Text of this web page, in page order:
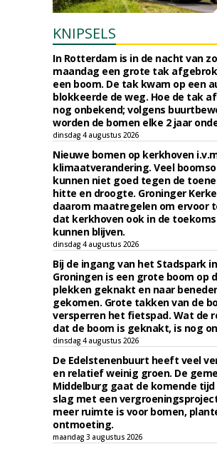
KNIPSELS
In Rotterdam is in de nacht van
maandag een grote tak
een boom. De tak kwam op een
blokkeerde de weg. Hoe de tak
nog onbekend; volgens
worden de bomen elke 2 jaar
dinsdag 4 augustus 2026
Nieuwe bomen op kerkhoven
klimaatverandering. Veel
kunnen niet goed tegen de
hitte en droogte. Groninger
daarom maatregelen om ervoor
dat kerkhoven ook in de
kunnen blijven.
dinsdag 4 augustus 2026
Bij de ingang van het Stadspark in
Groningen is een grote boom op
plekken geknakt en naar
gekomen. Grote takken van de
versperren het fietspad. Wat de
dat de boom is geknakt, is nog
dinsdag 4 augustus 2026
De Edelstenenbuurt heeft veel
en relatief weinig groen. De
Middelburg gaat de komende tijd
slag met een
meer ruimte is voor bomen,
ontmoeting.
maandag 3 augustus 2026